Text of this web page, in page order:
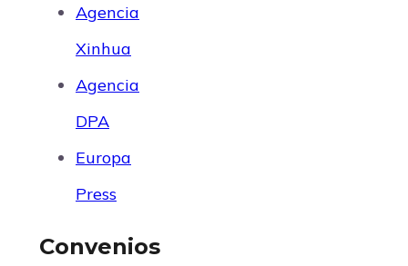
Agencia
Xinhua
Agencia
DPA
Europa
Press
Convenios